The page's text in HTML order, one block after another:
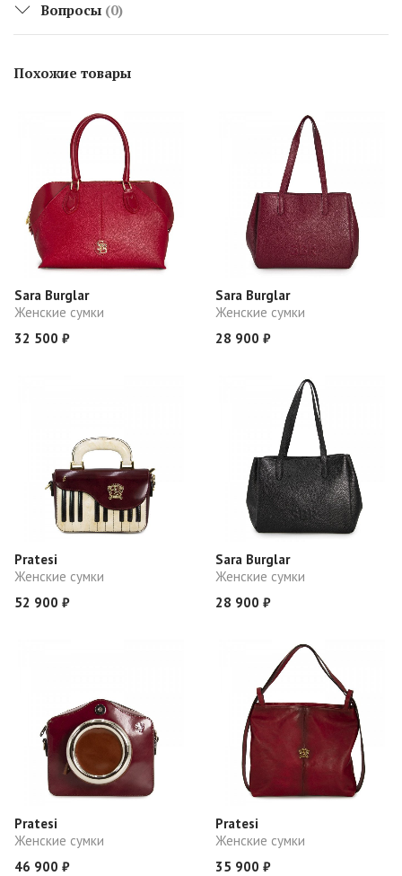
Вопросы (0)
Похожие товары
Sara Burglar
Женские сумки
32 500 ₽
Sara Burglar
Женские сумки
28 900 ₽
Pratesi
Женские сумки
52 900 ₽
Sara Burglar
Женские сумки
28 900 ₽
Pratesi
Женские сумки
46 900 ₽
Pratesi
Женские сумки
35 900 ₽